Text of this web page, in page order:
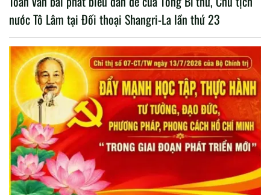
nước Tô Lâm tại Đối thoại Shangri-La lần thứ 23